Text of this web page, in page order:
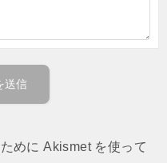
めに Akismet を使って